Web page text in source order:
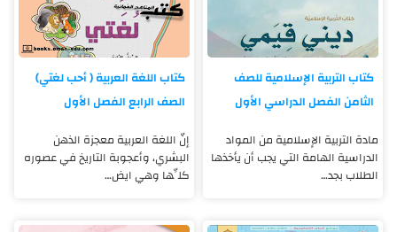
كتاب التربية الإسلامية للصف
الثامن الفصل الدراسي الأول
مادة التربية الإسلامية من المواد
الدراسية الهامة التي يجب أن يأخذها
الطلاب بجد…
كتاب اللغة العربية ( أحب لغتي)
الصف الرابع الفصل الأول
إنّ اللغة العربية معجزة الذهن
البشري، وأعجوبة التاريخ في عصوره
كلِّها وهي ايض…